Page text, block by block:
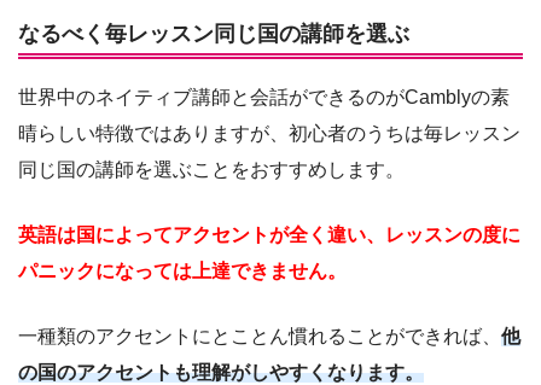
なるべく毎レッスン同じ国の講師を選ぶ
世界中のネイティブ講師と会話ができるのがCamblyの素
晴らしい特徴ではありますが、初心者のうちは毎レッスン
同じ国の講師を選ぶことをおすすめします。
英語は国によってアクセントが全く違い、レッスンの度に
パニックになっては上達できません。
一種類のアクセントにとことん慣れることができれば、 他
の国のアクセントも理解がしやすくなります。